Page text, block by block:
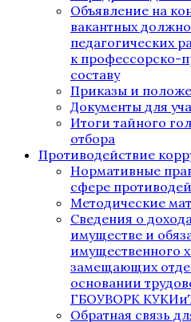
Объявление на
вакантных
педагогических
к профессорско-
составу
Приказы и
Документы для
Итоги тайного
отбора
Противодействие
Нормативные
сфере
Методические
Сведения о
имуществе и
имущественного
замещающих
основании
ГБОУВОРК
Обратная связь